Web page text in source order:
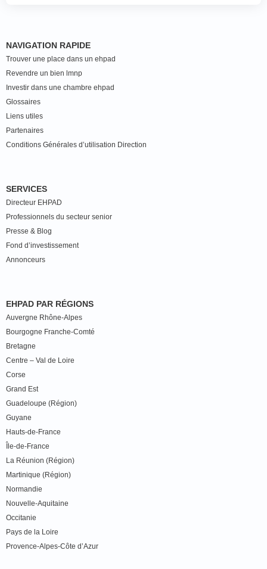
NAVIGATION RAPIDE
Trouver une place dans un ehpad
Revendre un bien lmnp
Investir dans une chambre ehpad
Glossaires
Liens utiles
Partenaires
Conditions Générales d’utilisation Direction
SERVICES
Directeur EHPAD
Professionnels du secteur senior
Presse & Blog
Fond d’investissement
Annonceurs
EHPAD PAR RÉGIONS
Auvergne Rhône-Alpes
Bourgogne Franche-Comté
Bretagne
Centre – Val de Loire
Corse
Grand Est
Guadeloupe (Région)
Guyane
Hauts-de-France
Île-de-France
La Réunion (Région)
Martinique (Région)
Normandie
Nouvelle-Aquitaine
Occitanie
Pays de la Loire
Provence-Alpes-Côte d’Azur